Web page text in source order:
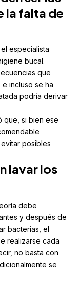
la falta de
el especialista
bucal.
que
incluso se ha
podría derivar
que, si bien ese
posibles
lavar los
debe
y después de
bacterias, el
realizarse cada
no basta con
se